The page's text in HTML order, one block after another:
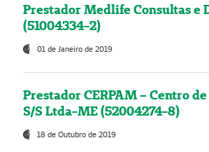
Prestador Medlife Consultas e
(51004334-2)
01 de Janeiro de 2019
Prestador CERPAM – Centro
S/S Ltda-ME (52004274-8)
18 de Outubro de 2019